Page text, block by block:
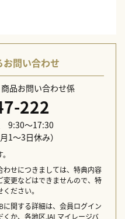
お問い合わせ
品お問い合わせ係
222
9:30～17:30
1～3日休み）
せにつきましては、特典内容
更などはできませんので、特
ださい。
関する詳細は、会員ログイン
か、各地区JALマイレージバ